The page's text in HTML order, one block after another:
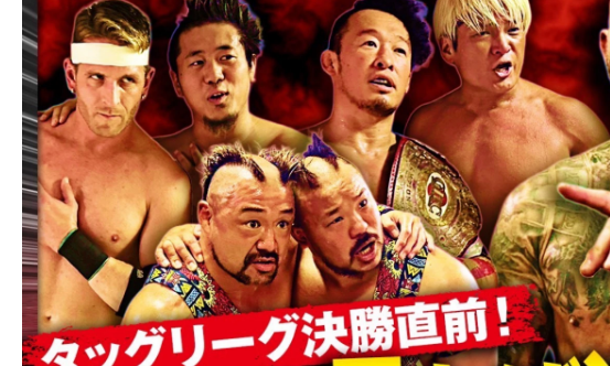
公
式
サ
イ
ト